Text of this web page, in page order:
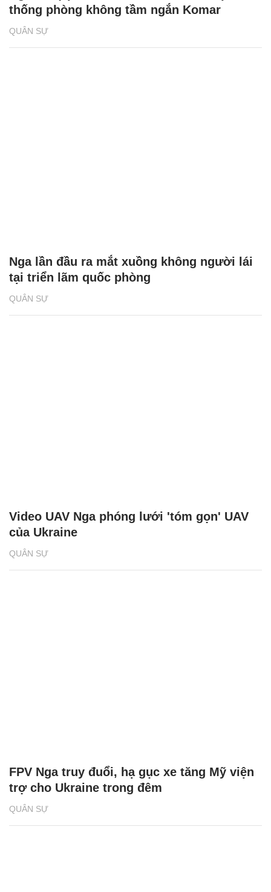
QUÂN SỰ
thống phòng không tầm ngắn Komar
QUÂN SỰ
Nga lần đầu ra mắt xuồng không người lái
tại triển lãm quốc phòng
QUÂN SỰ
Video UAV Nga phóng lưới 'tóm gọn' UAV
của Ukraine
QUÂN SỰ
FPV Nga truy đuổi, hạ gục xe tăng Mỹ viện
trợ cho Ukraine trong đêm